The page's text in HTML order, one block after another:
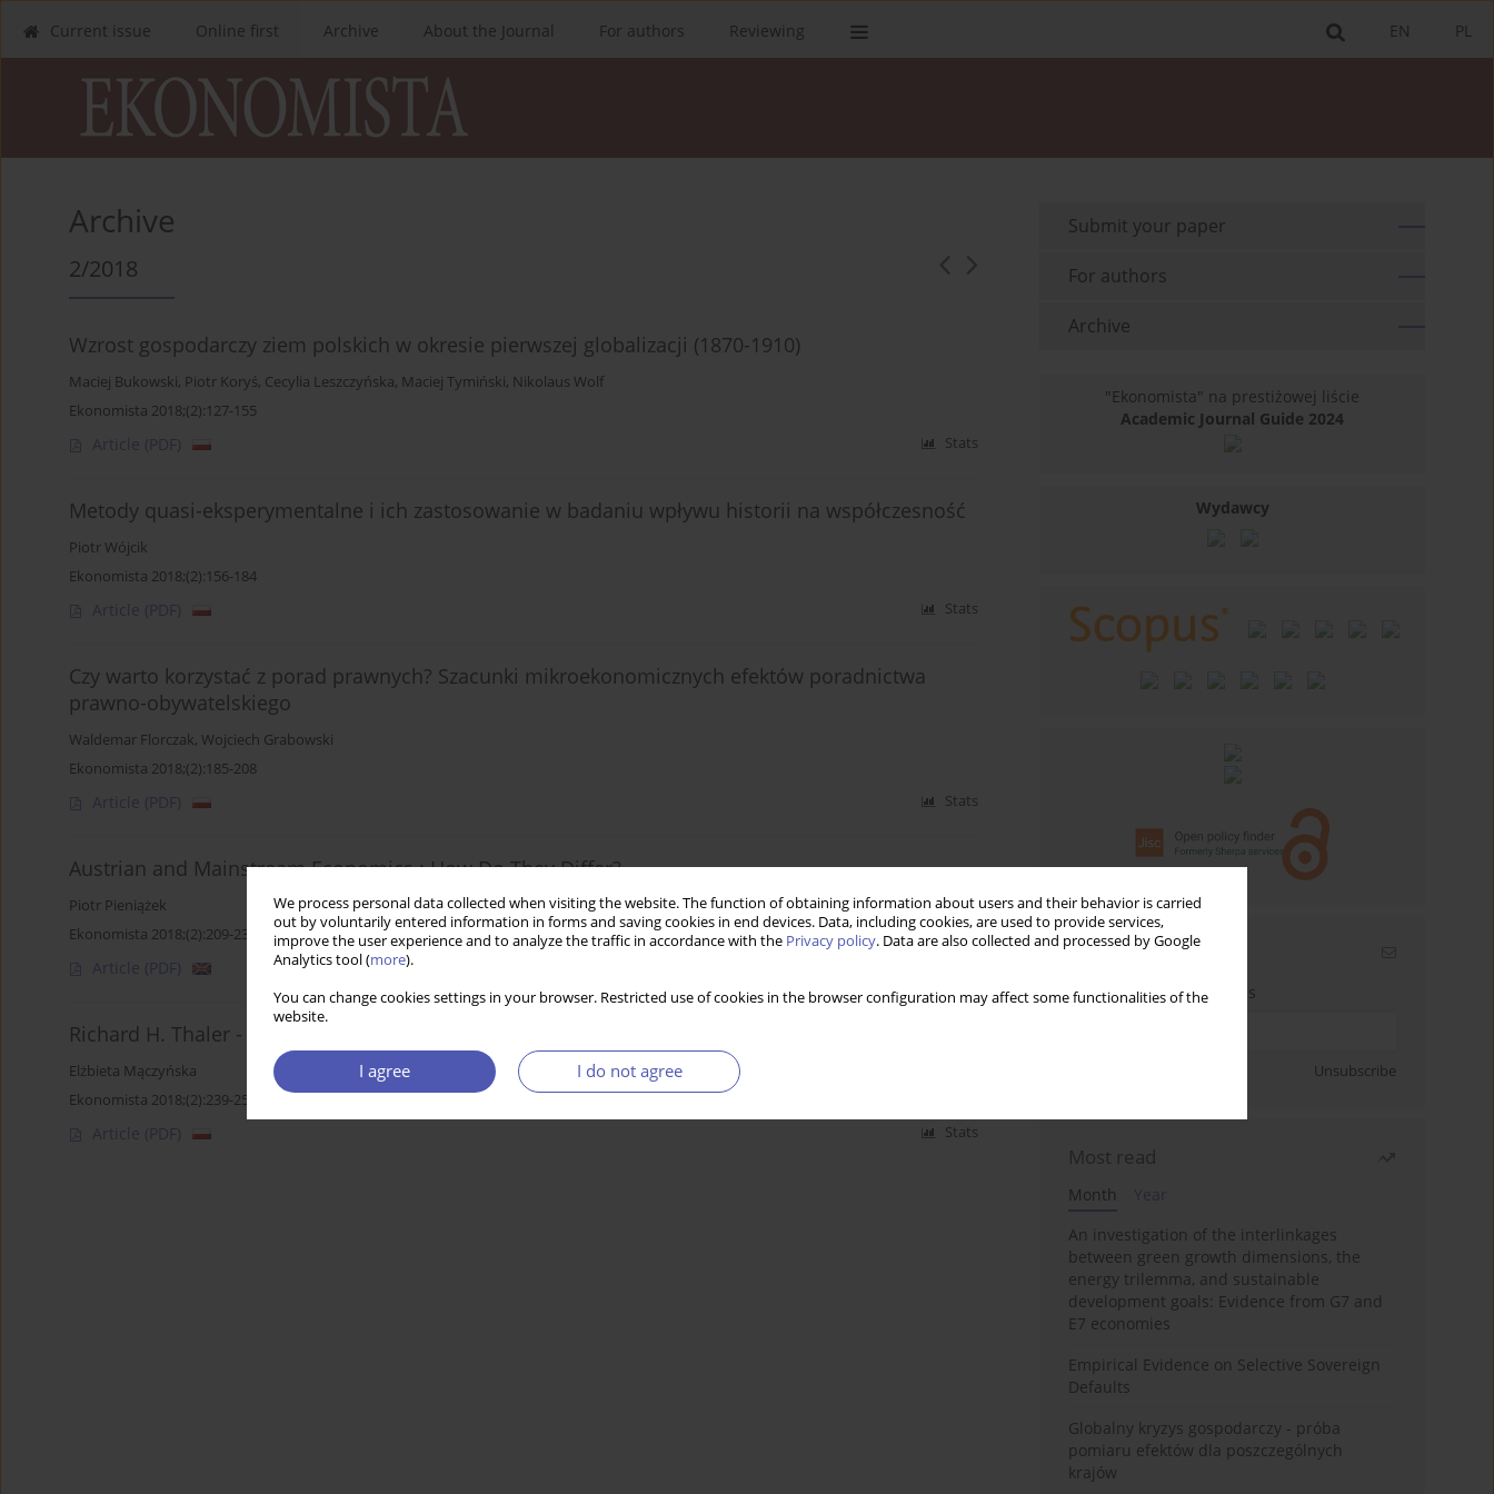
We process personal data collected when visiting the website. The function of obtaining information about users and their behavior is carried
out by voluntarily entered information in forms and saving cookies in end devices. Data, including cookies, are used to provide services,
improve the user experience and to analyze the traffic in accordance with the Privacy policy. Data are also collected and processed by Google
Analytics tool (more).
You can change cookies settings in your browser. Restricted use of cookies in the browser configuration may affect some functionalities of the
website.
I agree I do not agree
PL
EN
Current issue Online first Archive About the Journal For authors Reviewing
Archive
2/2018
Wzrost gospodarczy ziem polskich w okresie pierwszej globalizacji (1870-1910)
Maciej Bukowski, Piotr Koryś, Cecylia Leszczyńska, Maciej Tymiński, Nikolaus Wolf
Ekonomista 2018;(2):127-155
Article (PDF) Stats
Metody quasi-eksperymentalne i ich zastosowanie w badaniu wpływu historii na współczesność
Piotr Wójcik
Ekonomista 2018;(2):156-184
Article (PDF) Stats
Czy warto korzystać z porad prawnych? Szacunki mikroekonomicznych efektów poradnictwa
prawno-obywatelskiego
Waldemar Florczak, Wojciech Grabowski
Ekonomista 2018;(2):185-208
Article (PDF) Stats
Austrian and Mainstream Economics : How Do They Differ?
Piotr Pieniążek
Ekonomista 2018;(2):209-238
Article (PDF)
Richard H. Thaler - Nobel z ekonomii - 2017 r. : ekonomia z życia wzięta
Elżbieta Mączyńska
Ekonomista 2018;(2):239-252
Article (PDF) Stats
Submit your paper
For authors
Archive
"Ekonomista" na prestiżowej liście
Academic Journal Guide 2024
Wydawcy
Email alerts
Enter your email address
Unsubscribe
Most read
Month
An investigation of the interlinkages
between green growth dimensions, the
energy trilemma, and sustainable
development goals: Evidence from G7 and
E7 economies
Empirical Evidence on Selective Sovereign
Defaults
Globalny kryzys gospodarczy - próba
pomiaru efektów dla poszczególnych
krajów